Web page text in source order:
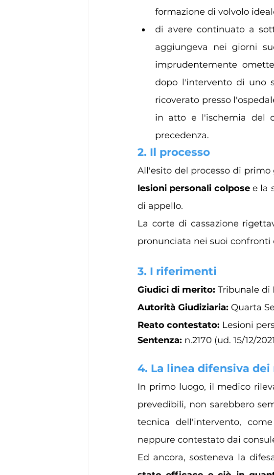
formazione di volvolo
di avere continuato a
aggiungeva nei giorni
imprudentemente
dopo l'intervento di uno
ricoverato presso
in atto e l'ischemia del
precedenza.
2. Il processo
All'esito del processo di
lesioni personali colpose e la
di appello.
La corte di cassazione
pronunciata nei suoi confronti
3. I riferimenti
Giudici di merito: Tribunale di
Autorità Giudiziaria: Quarta
Reato contestato: Lesioni
Sentenza: n.2170 (ud. 15/12/
4. La linea difensiva dei
In primo luogo, il medico
prevedibili, non sarebbero
tecnica dell'intervento,
neppure contestato dai
Ed ancora, sosteneva la